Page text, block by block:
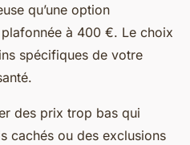
qu’une option
à 400 €. Le choix
spécifiques de votre
des prix trop bas qui
cachés ou des exclusions